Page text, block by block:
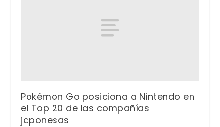
Pokémon Go posiciona a Nintendo en
el Top 20 de las compañías
japonesas